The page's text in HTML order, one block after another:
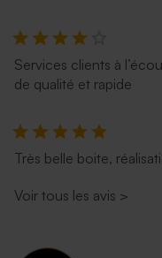
Services clients à
de qualité et rapide
Très belle boite,
Voir tous les avis >